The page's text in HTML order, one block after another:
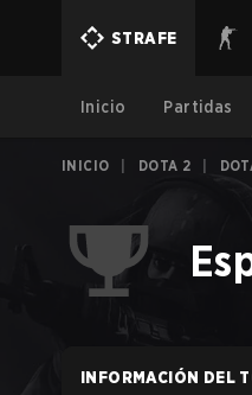
STRAFE
Inicio Partidas
INICIO DOTA 2
INFORMACIÓN DEL